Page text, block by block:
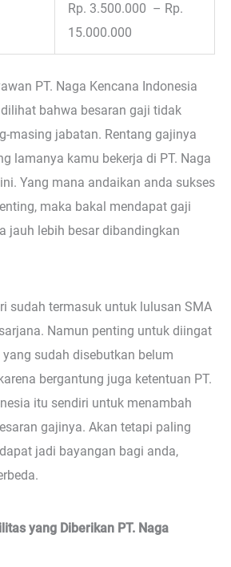
Rp. 3.500.000 – Rp.
15.000.000
PT. Naga Kencana Indonesia
bahwa besaran gaji tidak
masing jabatan. Rentang gajinya
lamanya kamu bekerja di PT. Naga
Yang mana andaikan anda sukses
maka bakal mendapat gaji
jauh lebih besar dibandingkan
sudah termasuk untuk lulusan SMA
Namun penting untuk diingat
sudah disebutkan belum
bergantung juga ketentuan PT.
itu sendiri untuk menambah
gajinya. Akan tetapi paling
jadi bayangan bagi anda,
yang Diberikan PT. Naga